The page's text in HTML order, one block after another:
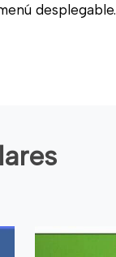
desplegable.